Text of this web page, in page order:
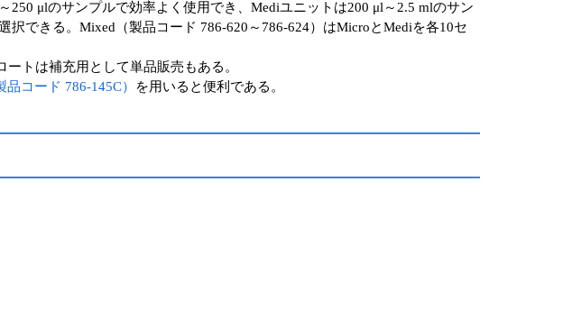
μlのサンプルで効率よく使用でき、Mediユニットは200 μl～2.5 mlのサン
できる。Mixed（製品コード 786-620～786-624）はMicroとMediを各10セ
トは補充用として単品販売もある。
コード 786-145C） を用いると便利である。